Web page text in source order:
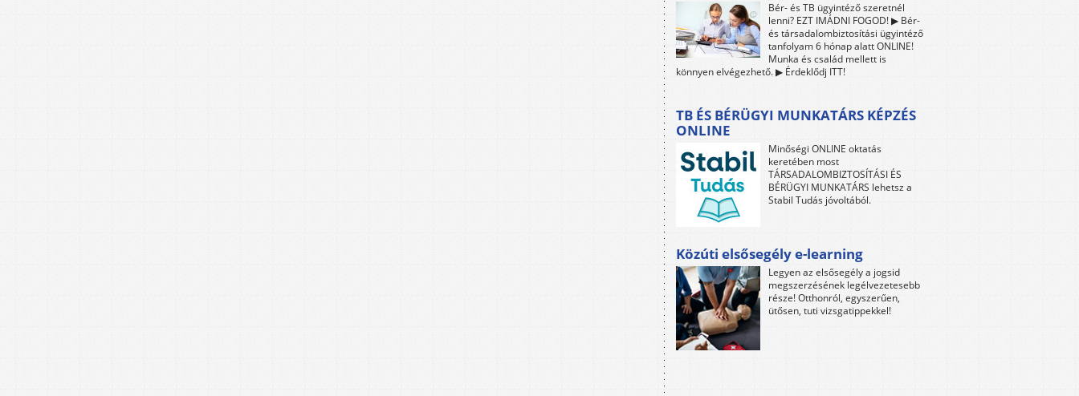
Bér- és TB ügyintéző szeretnél
lenni? EZT IMÁDNI FOGOD! ▶ Bér-
és társadalombiztosítási ügyintéző
tanfolyam 6 hónap alatt ONLINE!
Munka és család mellett is
könnyen elvégezhető. ▶ Érdeklődj ITT!
TB ÉS BÉRÜGYI MUNKATÁRS KÉPZÉS
ONLINE
Minőségi ONLINE oktatás
keretében most
TÁRSADALOMBIZTOSÍTÁSI ÉS
BÉRÜGYI MUNKATÁRS lehetsz a
Stabil Tudás jóvoltából.
Közúti elsősegély e-learning
Legyen az elsősegély a jogsid
megszerzésének legélvezetesebb
része! Otthonról, egyszerűen,
ütősen, tuti vizsgatippekkel!